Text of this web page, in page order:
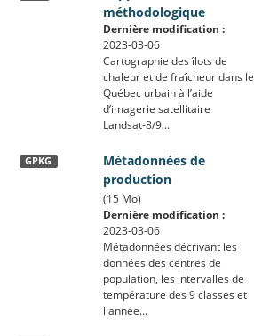
méthodologique
Dernière modification :
2023-03-06
Cartographie des îlots de
chaleur et de fraîcheur dans le
Québec urbain à l’aide
d’imagerie satellitaire
Landsat-8/9...
Métadonnées de
production
GPKG
(15 Mo)
Dernière modification :
2023-03-06
Métadonnées décrivant les
données des centres de
population, les intervalles de
température des 9 classes et
l'année...